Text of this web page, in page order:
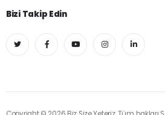
Bizi Takip Edin